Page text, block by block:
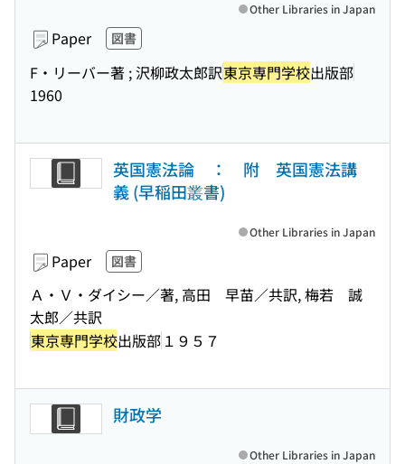
Paper 図書
F・リーバー著 ; 沢柳政太郎訳東京専門学校出版部
1960
Other Libraries in Japan
英国憲法論 ： 附 英国憲法講
義 (早稲田叢書)
Paper 図書
Ａ・Ｖ・ダイシー／著, 高田 早苗／共訳, 梅若 誠
太郎／共訳
東京専門学校出版部 １９５７
Other Libraries in Japan
財政学
Other Libraries in Japan